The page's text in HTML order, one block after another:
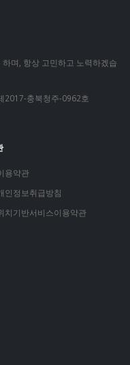
며, 항상 고민하고 노력하겠습
2017-충북청주-0962호
용약관
인정보취급방침
치기반서비스이용약관